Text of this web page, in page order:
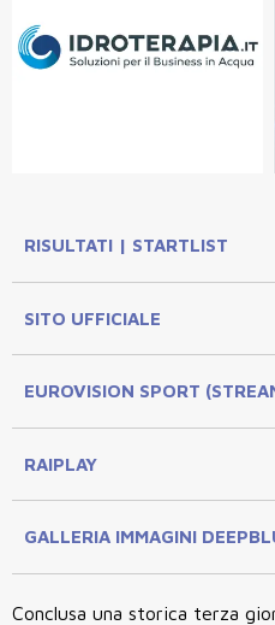
RISULTATI | STARTLIST
SITO UFFICIALE
EUROVISION SPORT
RAIPLAY
GALLERIA IMMAGINI
Conclusa una storica terza